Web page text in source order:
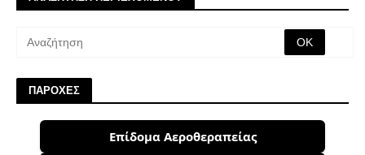
ΠΑΡΟΧΕΣ
Επίδομα Αεροθεραπείας